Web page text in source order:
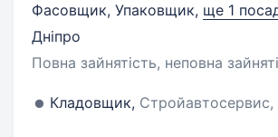
Фасовщик, Упаковщик, ще 1
Дніпро
Повна зайнятість, неповна
Кладовщик, Стройавтосервис,